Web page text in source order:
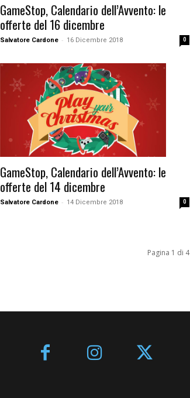
GameStop, Calendario dell’Avvento: le
offerte del 16 dicembre
Salvatore Cardone - 16 Dicembre 2018 0
GameStop, Calendario dell’Avvento: le
offerte del 14 dicembre
Salvatore Cardone - 14 Dicembre 2018 0
Pagina 1 di 4